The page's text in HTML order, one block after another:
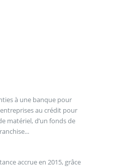
à une banque pour
au crédit pour
matériel, d’un fonds de
accrue en 2015, grâce